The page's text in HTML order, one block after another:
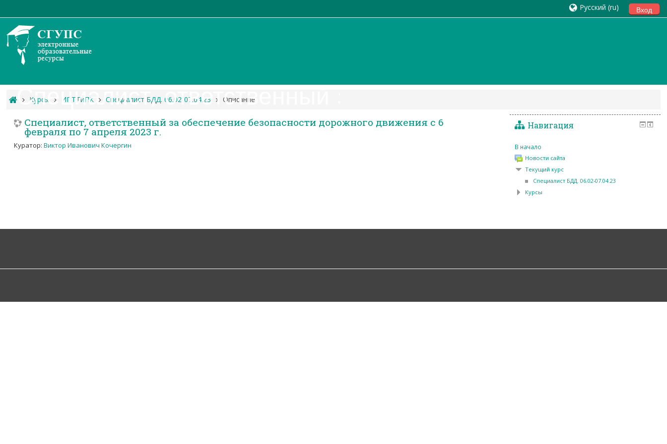
Вход
Русский ‎(ru)‎
Специалист, ответственный за обеспечение
Курсы ИПТТиПК Специалист БДД. 06.02-07.04.23 Описание
Специалист, ответственный за обеспечение безопасности дорожного движения c 6
февраля по 7 апреля 2023 г.
Куратор:Виктор Иванович Кочергин
Навигация
В начало
Новости сайта
Текущий курс
Специалист БДД. 06.02-07.04.23
Курсы